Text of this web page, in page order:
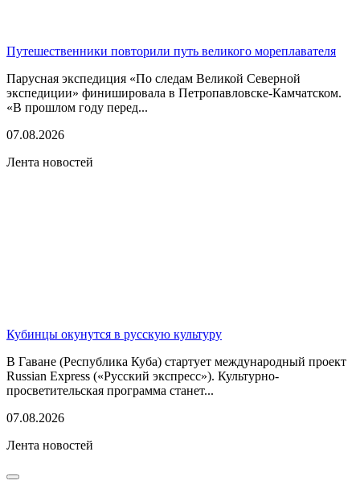
Путешественники повторили путь великого мореплавателя
Парусная экспедиция «По следам Великой Северной
экспедиции» финишировала в Петропавловске-Камчатском.
«В прошлом году перед...
07.08.2026
Лента новостей
Кубинцы окунутся в русскую культуру
В Гаване (Республика Куба) стартует международный проект
Russian Express («Русский экспресс»). Культурно-
просветительская программа станет...
07.08.2026
Лента новостей